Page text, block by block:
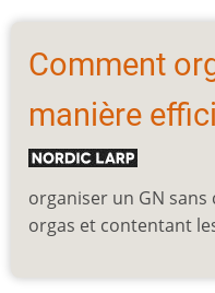
Comment
manière
organiser un GN sans
orgas et contentant